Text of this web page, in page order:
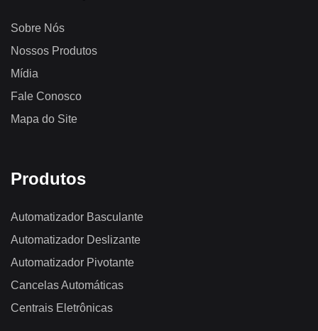
Sobre Nós
Nossos Produtos
Mídia
Fale Conosco
Mapa do Site
Produtos
Automatizador Basculante
Automatizador Deslizante
Automatizador Pivotante
Cancelas Automáticas
Centrais Eletrônicas